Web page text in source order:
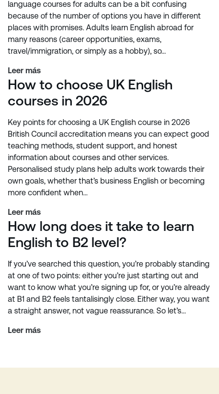
language courses for adults can be a bit confusing
because of the number of options you have in different
places with promises. Adults learn English abroad for
many reasons (career opportunities, exams,
travel/immigration, or simply as a hobby), so…
Leer más
How to choose UK English
courses in 2026
Key points for choosing a UK English course in 2026
British Council accreditation means you can expect good
teaching methods, student support, and honest
information about courses and other services.
Personalised study plans help adults work towards their
own goals, whether that’s business English or becoming
more confident when…
Leer más
How long does it take to learn
English to B2 level?
If you’ve searched this question, you’re probably standing
at one of two points: either you’re just starting out and
want to know what you’re signing up for, or you’re already
at B1 and B2 feels tantalisingly close. Either way, you want
a straight answer, not vague reassurance. So let’s…
Leer más